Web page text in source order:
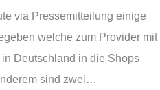
via Pressemitteilung einige
welche zum Provider mit
Deutschland in die Shops
sind zwei…